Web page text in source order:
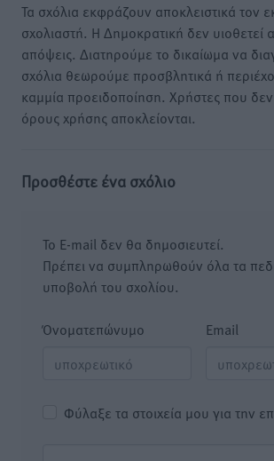
Τα σχόλια εκφράζουν αποκλειστικά τον
σχολιαστή. Η Δημοκρατική δεν υιοθετεί
απόψεις. Διατηρούμε το δικαίωμα να
σχόλια θεωρούμε προσβλητικά ή
καμμία προειδοποίηση. Χρήστες που
όρους χρήσης αποκλείονται.
Προσθέστε ένα σχόλιο
Το E-mail δεν θα δημοσιευτεί.
Πρέπει να συμπληρωθούν όλα τα
υποβολή του σχολίου.
Όνοματεπώνυμο Email
Φύλαξε τα στοιχεία μου για την